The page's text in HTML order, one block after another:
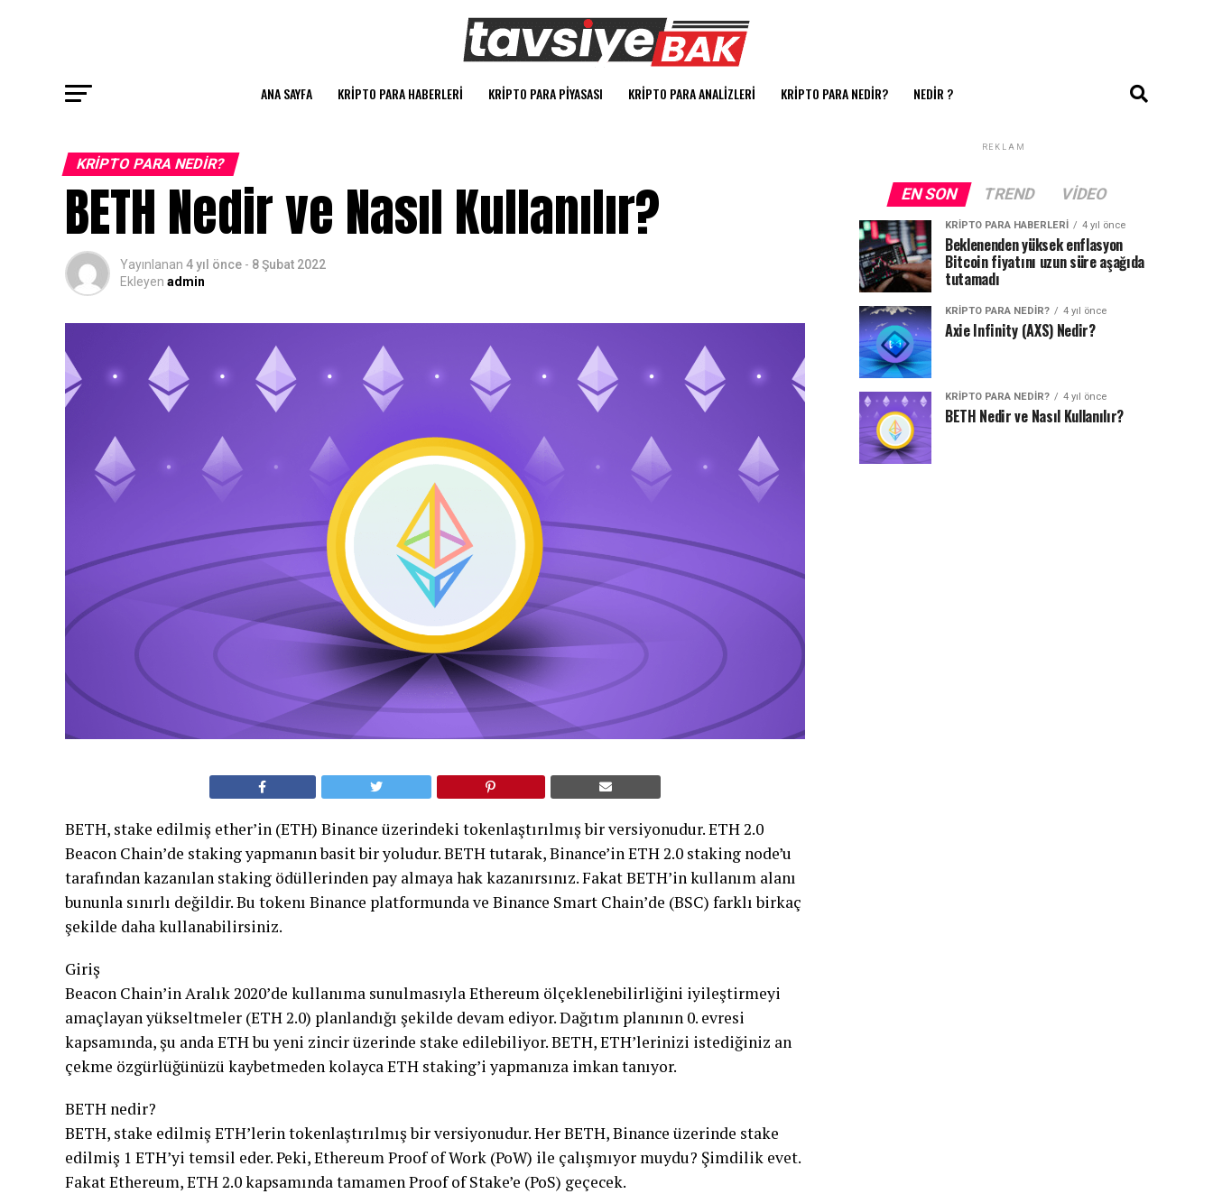
ANA SAYFA KRIPTO PARA HABERLERI KRIPTO PARA PIYASASI KRIPTO PARA ANALIZLERI KRIPTO PARA NEDIR? NEDIR ?
KRIPTO PARA NEDIR?
BETH Nedir ve Nasıl Kullanılır?
Yayınlanan 4 yıl önce - 8 Şubat 2022
Ekleyen admin
BETH, stake edilmiş ether’in (ETH) Binance üzerindeki tokenlaştırılmış bir versiyonudur. ETH 2.0
Beacon Chain’de staking yapmanın basit bir yoludur. BETH tutarak, Binance’in ETH 2.0 staking node’u
tarafından kazanılan staking ödüllerinden pay almaya hak kazanırsınız. Fakat BETH’in kullanım alanı
bununla sınırlı değildir. Bu tokenı Binance platformunda ve Binance Smart Chain’de (BSC) farklı birkaç
şekilde daha kullanabilirsiniz.
Giriş
Beacon Chain’in Aralık 2020’de kullanıma sunulmasıyla Ethereum ölçeklenebilirliğini iyileştirmeyi
amaçlayan yükseltmeler (ETH 2.0) planlandığı şekilde devam ediyor. Dağıtım planının 0. evresi
kapsamında, şu anda ETH bu yeni zincir üzerinde stake edilebiliyor. BETH, ETH’lerinizi istediğiniz an
çekme özgürlüğünüzü kaybetmeden kolayca ETH staking’i yapmanıza imkan tanıyor.
BETH nedir?
BETH, stake edilmiş ETH’lerin tokenlaştırılmış bir versiyonudur. Her BETH, Binance üzerinde stake
edilmiş 1 ETH’yi temsil eder. Peki, Ethereum Proof of Work (PoW) ile çalışmıyor muydu? Şimdilik evet.
Fakat Ethereum, ETH 2.0 kapsamında tamamen Proof of Stake’e (PoS) geçecek.
REKLAM
EN SON TREND VIDEO
KRIPTO PARA HABERLERI 4 yıl önce
Beklenenden yüksek enflasyon
Bitcoin fiyatını uzun süre aşağıda
tutamadı
KRIPTO PARA NEDIR? 4 yıl önce
Axie Infinity (AXS) Nedir?
KRIPTO PARA NEDIR? 4 yıl önce
BETH Nedir ve Nasıl Kullanılır?